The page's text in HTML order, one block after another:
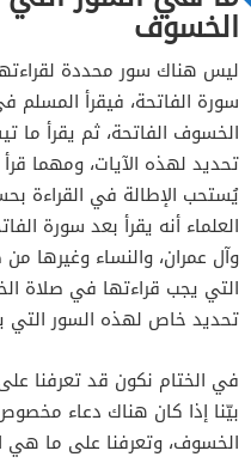
الخسوف
ليس هناك سور محددة
سورة الفاتحة، فيقرأ المسلم
الخسوف الفاتحة، ثم يقرأ ما
تحديد لهذه الآيات، ومهما
يُستحب الإطالة في
العلماء أنه يقرأ بعد سورة
وآل عمران، والنساء وغيرها
التي يجب قراءتها في صلاة
تحديد خاص لهذه السور التي
في الختام نكون قد تعرفنا
بيّنا إذا كان هناك دعاء
الخسوف، وتعرفنا على ما هي